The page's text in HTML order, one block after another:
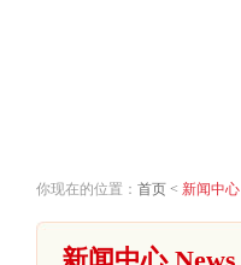
你现在的位置： 首页 < 新闻中心